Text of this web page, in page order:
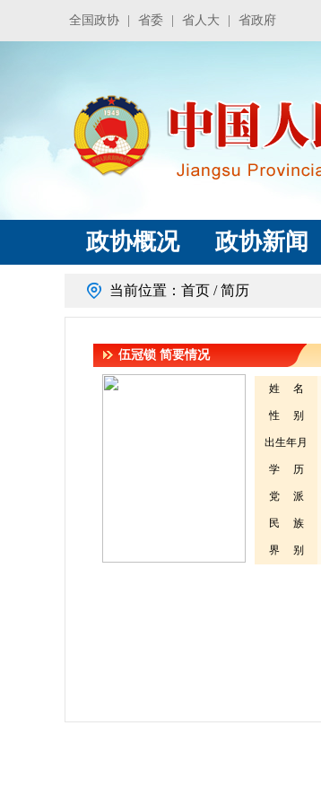
全国政协 省委 省人大 省政府
政协概况 政协新闻
当前位置： 首页 / 简历
伍冠锁 简要情况
姓 名
性 别
出生年月
学 历
党 派
民 族
界 别